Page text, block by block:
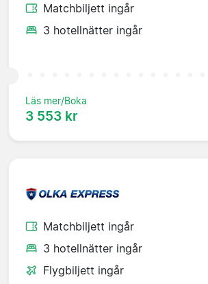
Matchbiljett ingår
3 hotellnätter ingår
Läs mer/Boka
3 553 kr
Matchbiljett ingår
3 hotellnätter ingår
Flygbiljett ingår